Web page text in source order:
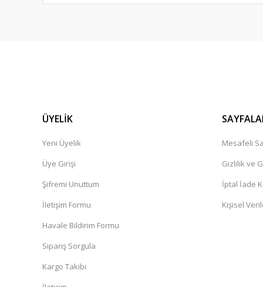
ÜYELİK
Yeni Üyelik
Üye Girişi
Şifremi Unuttum
İletişim Formu
Havale Bildirim Formu
Sipariş Sorgula
Kargo Takibi
Mesafeli
Gizlilik ve
İptal İade
Kişisel